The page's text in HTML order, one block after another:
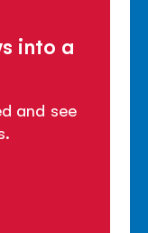
into a
and see